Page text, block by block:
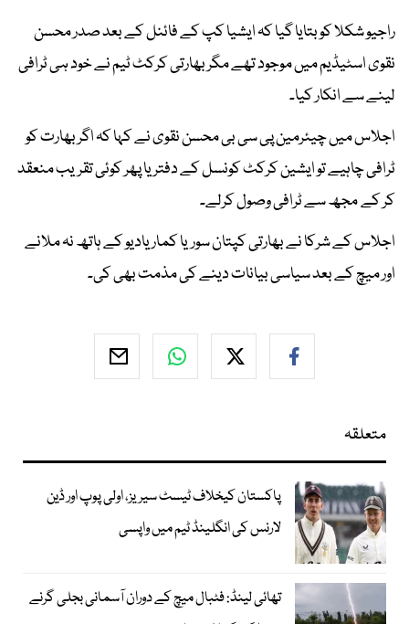
راجیو شکلا کو بتایا گیا کہ ایشیا کپ کے فائنل کے بعد صدر محسن
نقوی اسٹیڈیم میں موجود تھے مگر بھارتی کرکٹ ٹیم نے خود ہی ٹرافی
لینے سے انکار کیا۔
اجلاس میں چیئرمین پی سی بی محسن نقوی نے کہا کہ اگر بھارت کو
ٹرافی چاہیے تو ایشین کرکٹ کونسل کے دفتر یا پھر کوئی تقریب منعقد
کر کے مجھ سے ٹرافی وصول کرلے۔
اجلاس کے شرکا نے بھارتی کپتان سوریا کمار یادیو کے ہاتھ نہ ملانے
اور میچ کے بعد سیاسی بیانات دینے کی مذمت بھی کی۔
متعلقہ
پاکستان کیخلاف ٹیسٹ سیریز، اولی پوپ اور ڈین
لارنس کی انگلینڈ ٹیم میں واپسی
تھائی لینڈ: فٹبال میچ کے دوران آسمانی بجلی گرنے